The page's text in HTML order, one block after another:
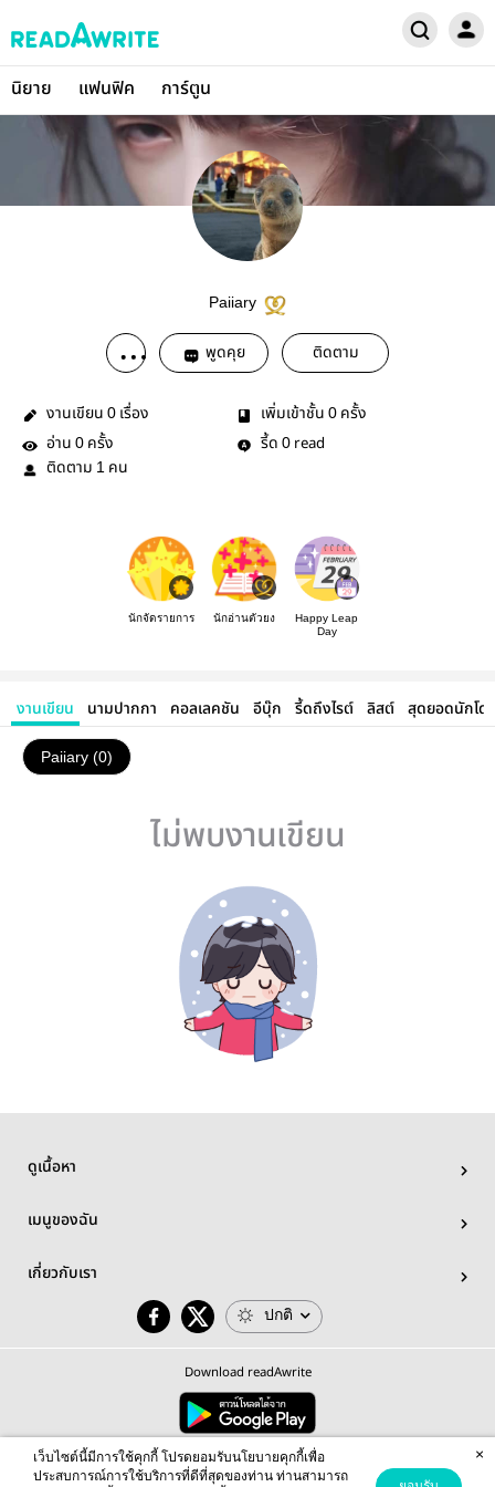
นิยาย แฟนฟิค การ์ตูน
Paiiary
พูดคุย ติดตาม
งานเขียน 0 เรื่อง เพิ่มเข้าชั้น 0 ครั้ง
อ่าน 0 ครั้ง รี้ด 0 read
ติดตาม 1 คน
นักจัดรายการ นักอ่านตัวยง
Happy Leap
Day
งานเขียน นามปากกา คอลเลคชัน อีบุ๊ก รี้ดถึงไรต์ ลิสต์ สุดยอดนักโด
Paiiary (0)
ไม่พบงานเขียน
ดูเนื้อหา
เมนูของฉัน
เกี่ยวกับเรา
ปกติ
Download readAwrite
© 2026 readAwrite.com by MEB Corporation Public Company Limited
This site is protected by reCAPTCHA and the Google Privacy Policy Terms of Serviceapply.
เว็บไซต์นี้มีการใช้คุกกี้ โปรดยอมรับนโยบายคุกกี้เพื่อ
ประสบการณ์การใช้บริการที่ดีที่สุดของท่าน ท่านสามารถ
×